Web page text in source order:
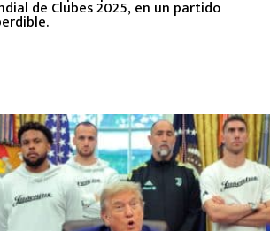
de Clubes 2025, en un partido